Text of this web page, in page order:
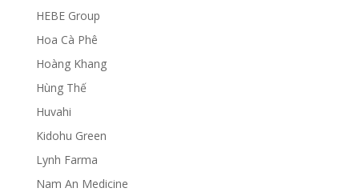
HEBE Group
Hoa Cà Phê
Hoàng Khang
Hùng Thế
Huvahi
Kidohu Green
Lynh Farma
Nam An Medicine